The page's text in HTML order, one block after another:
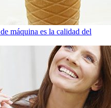
máquina es la calidad del